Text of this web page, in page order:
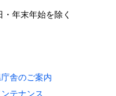
年末年始を除く
庁舎のご案内
ンテナンス